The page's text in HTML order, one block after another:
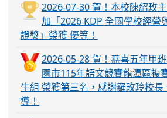
2026-07-30 賀！本校陳紹玫
加「2026 KDP 全國學校經營
證獎」榮獲 優等！
2026-05-28 賀！恭喜五年甲
園市115年語文競賽龍潭區複
生組 榮獲第三名，感謝羅玫玲校
導！